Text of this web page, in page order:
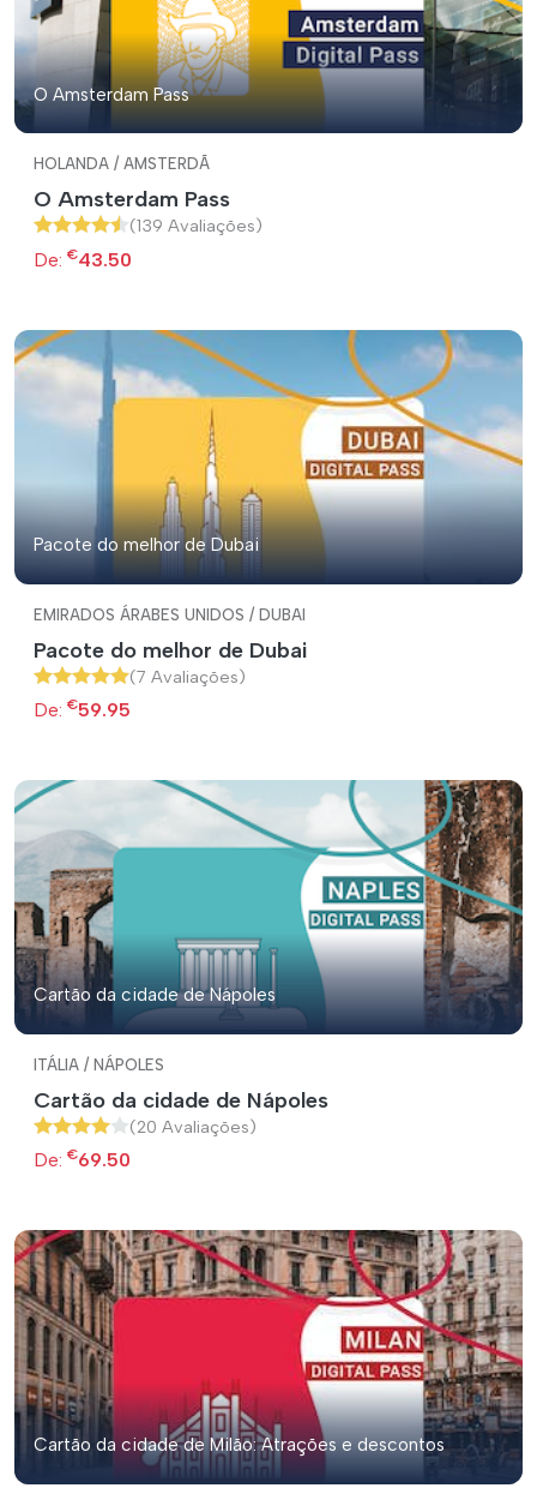
O Amsterdam Pass
HOLANDA / AMSTERDÃ
O Amsterdam Pass
(139 Avaliações)
De: €43.50
Pacote do melhor de Dubai
EMIRADOS ÁRABES UNIDOS / DUBAI
Pacote do melhor de Dubai
(7 Avaliações)
De: €59.95
Cartão da cidade de Nápoles
ITÁLIA / NÁPOLES
Cartão da cidade de Nápoles
(20 Avaliações)
De: €69.50
Cartão da cidade de Milão: Atrações e descontos